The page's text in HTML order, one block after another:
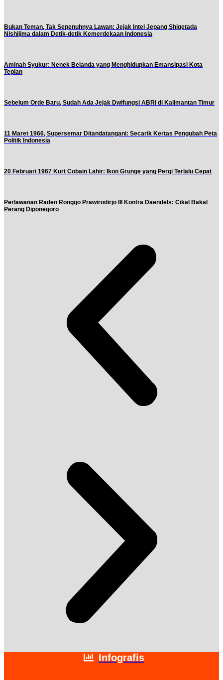
Bukan Teman, Tak Sepenuhnya Lawan: Jejak Intel Jepang Shigetada
Nishijima dalam Detik-detik Kemerdekaan Indonesia
Aminah Syukur: Nenek Belanda yang Menghidupkan Emansipasi Kota
Tepian
Sebelum Orde Baru, Sudah Ada Jejak Dwifungsi ABRI di Kalimantan Timur
11 Maret 1966, Supersemar Ditandatangani: Secarik Kertas Pengubah Peta
Politik Indonesia
20 Februari 1967 Kurt Cobain Lahir: Ikon Grunge yang Pergi Terlalu Cepat
Perlawanan Raden Ronggo Prawirodirjo III Kontra Daendels: Cikal Bakal
Perang Diponegoro
Infografis